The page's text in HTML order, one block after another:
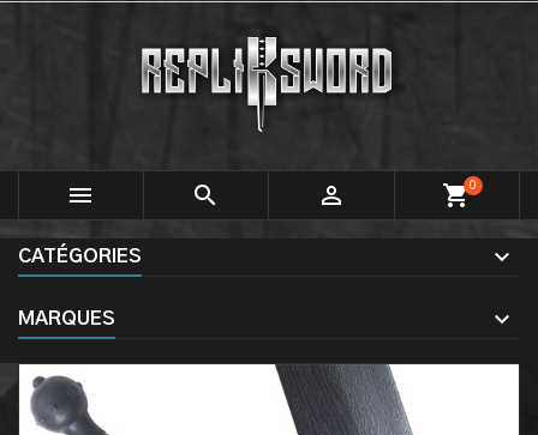
   shopping_cart0
CATÉGORIES
MARQUES